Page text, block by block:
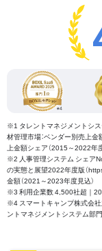
※1 タレントマネジメントシス
材管理市場：ベンダー別売上金
上金額シェア（2015～2022年
※2 人事管理システム シェア
の実態と展望2022年度版（
金額（2021～2023年度見込）
※3 利用企業数 4,500社超｜
※4 スマートキャンプ株式会
ントマネジメントシステム部